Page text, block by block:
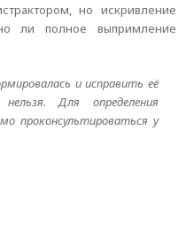
но искривление
ли полное выпримление
и исправить её
Для определения
проконсультироваться у